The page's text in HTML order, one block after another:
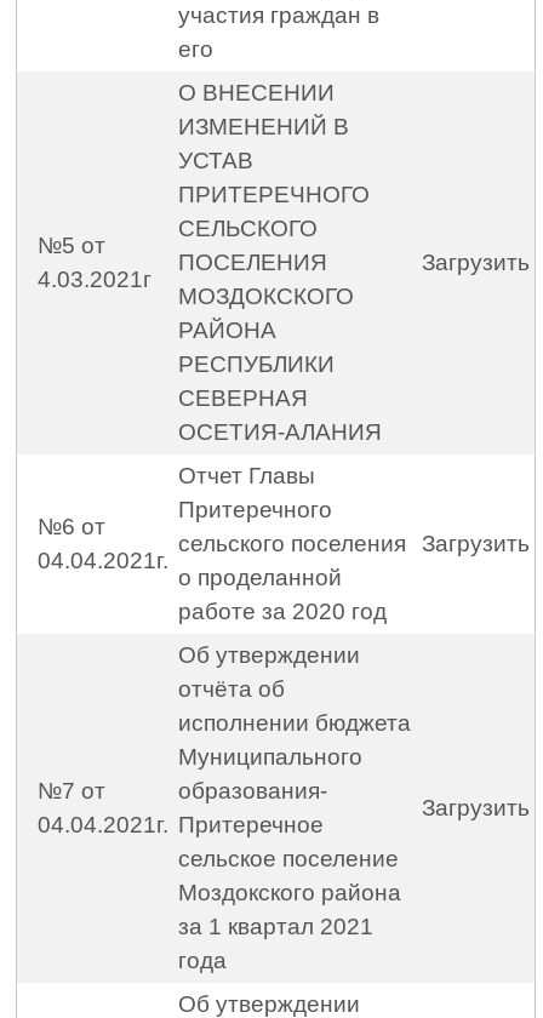
участия граждан в
его
№5 от
4.03.2021г
О ВНЕСЕНИИ
ИЗМЕНЕНИЙ В
УСТАВ
ПРИТЕРЕЧНОГО
СЕЛЬСКОГО
ПОСЕЛЕНИЯ
МОЗДОКСКОГО
РАЙОНА
РЕСПУБЛИКИ
СЕВЕРНАЯ
ОСЕТИЯ-АЛАНИЯ
Загрузить
№6 от
04.04.2021г.
Отчет Главы
Притеречного
сельского поселения
о проделанной
работе за 2020 год
Загрузить
№7 от
04.04.2021г.
Об утверждении
отчёта об
исполнении бюджета
Муниципального
образования-
Притеречное
сельское поселение
Моздокского района
за 1 квартал 2021
года
Загрузить
Об утверждении